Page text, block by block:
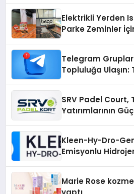
Elektrikli Yerden
Parke Zeminler
Telegram
Topluluğa
SRV Padel Court,
Yatırımlarının
Kleen-Hy-Dro-
Emisyonlu
Marie Rose